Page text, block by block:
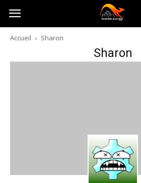
Australia-
australie.com
Accueil Sharon
Sharon